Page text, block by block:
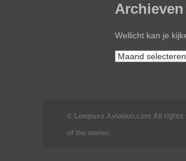
Archieven
Wellicht kan je
© Lowpass Aviation.com All rights
of the owner.